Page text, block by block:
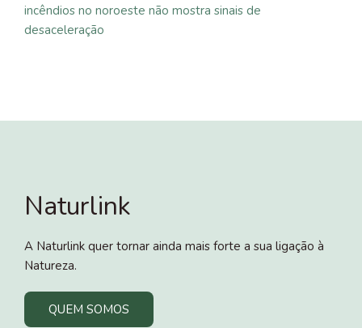
incêndios no noroeste não mostra sinais de
desaceleração
Naturlink
A Naturlink quer tornar ainda mais forte a sua ligação à
Natureza.
QUEM SOMOS